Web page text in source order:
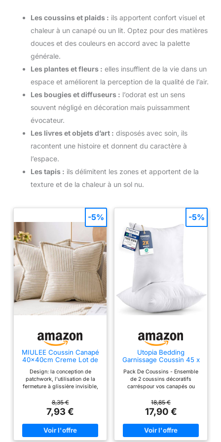
Les coussins et plaids : ils apportent confort visuel et
chaleur à un canapé ou un lit. Optez pour des matières
douces et des couleurs en accord avec la palette
générale.
Les plantes et fleurs : elles insufflent de la vie dans un
espace et améliorent la perception de la qualité de l’air.
Les bougies et diffuseurs : l’odorat est un sens
souvent négligé en décoration mais puissamment
évocateur.
Les livres et objets d’art : disposés avec soin, ils
racontent une histoire et donnent du caractère à
l’espace.
Les tapis : ils délimitent les zones et apportent de la
texture et de la chaleur à un sol nu.
MIULEE Coussin Canapé
40×40cm Creme Lot de
Design: la conception de
patchwork, l’utilisation de la
fermeture à glissière invisible,
belle et plus pratique. Un
design enveloppant plus large
de 2-2.5cm pour une housse de
coussin plus attrayante. Tissu :
La housse de coussin est
fabriquée en velours côtelé de
8,35 €
7,93 €
-5%
Utopia Bedding
Garnissage Coussin 45 x
Pack De Coussins - Ensemble
de 2 coussins décoratifs
carréspour vos canapés ou
sont ni trop grands ni trop petits
et ils dégagent une atmosphère
chaleureuse Emballage - Nos
coussins sont emballés de
manière comprimée et scellés
sous vide dans un sac en
18,85 €
17,90 €
-5%